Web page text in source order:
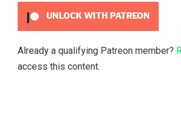
UNLOCK WITH PATREON
Already a qualifying Patreon member?
access this content.